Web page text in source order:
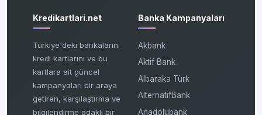
Kredikartlari.net
Türkiye'deki bankaların
kredi kartlarını ve bu
kartlara ait güncel
kampanyaları bir araya
getiren, karşılaştırma ve
bilgilendirme odaklı bir
Banka Kampanyaları
Akbank
Aktif Bank
Albaraka Türk
AlternatifBank
Anadolubank